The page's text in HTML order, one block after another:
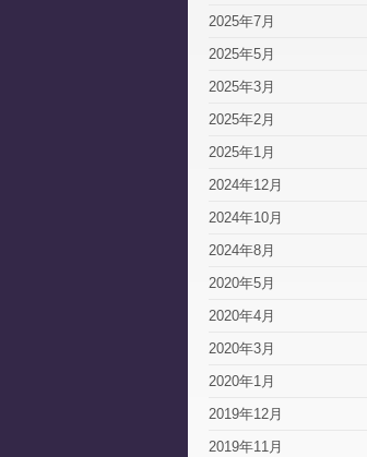
2025年7月
2025年5月
2025年3月
2025年2月
2025年1月
2024年12月
2024年10月
2024年8月
2020年5月
2020年4月
2020年3月
2020年1月
2019年12月
2019年11月